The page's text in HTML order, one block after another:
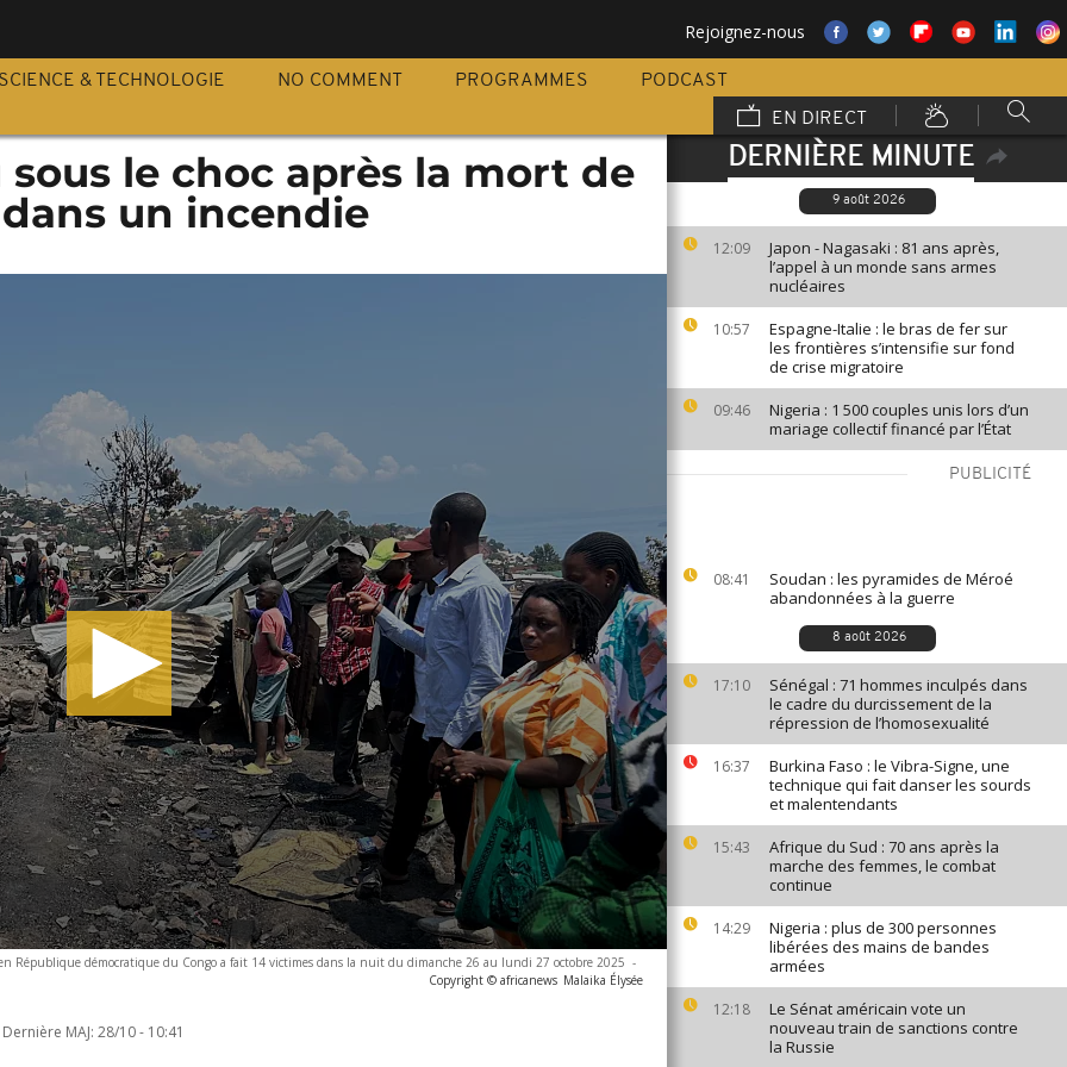
Rejoignez-nous
SCIENCE & TECHNOLOGIE NO COMMENT PROGRAMMES
PODCAST
EN DIRECT
DERNIÈRE MINUTE
9 août 2026
12:09
Japon - Nagasaki : 81 ans après,
l’appel à un monde sans armes
nucléaires
10:57
Espagne-Italie : le bras de fer sur
les frontières s’intensifie sur fond
de crise migratoire
09:46
Nigeria : 1 500 couples unis lors d’un
mariage collectif financé par l’État
PUBLICITÉ
08:41
Soudan : les pyramides de Méroé
abandonnées à la guerre
8 août 2026
17:10
Sénégal : 71 hommes inculpés dans
le cadre du durcissement de la
répression de l’homosexualité
16:37
Burkina Faso : le Vibra-Signe, une
technique qui fait danser les sourds
et malentendants
15:43
Afrique du Sud : 70 ans après la
marche des femmes, le combat
continue
14:29
Nigeria : plus de 300 personnes
libérées des mains de bandes
armées
12:18
Le Sénat américain vote un
nouveau train de sanctions contre
la Russie
sous le choc après la mort de
un incendie
République démocratique du Congo a fait 14 victimes dans la nuit du dimanche 26 au lundi 27 octobre 2025 -
Copyright © africanews Malaika Élysée
Dernière MAJ: 28/10 - 10:41